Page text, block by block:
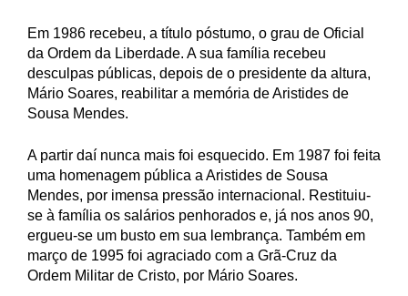
Em 1986 recebeu, a título póstumo, o grau de Oficial
da Ordem da Liberdade. A sua família recebeu
desculpas públicas, depois de o presidente da altura,
Mário Soares, reabilitar a memória de Aristides de
Sousa Mendes.
A partir daí nunca mais foi esquecido. Em 1987 foi feita
uma homenagem pública a Aristides de Sousa
Mendes, por imensa pressão internacional. Restituiu-
se à família os salários penhorados e, já nos anos 90,
ergueu-se um busto em sua lembrança. Também em
março de 1995 foi agraciado com a Grã-Cruz da
Ordem Militar de Cristo, por Mário Soares.